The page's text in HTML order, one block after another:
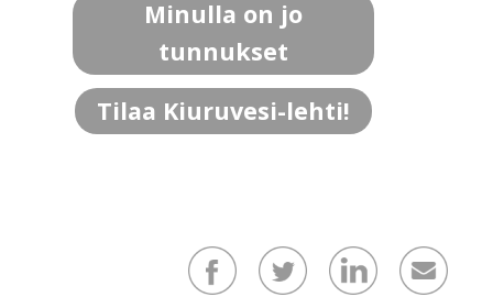
Minulla on jo
tunnukset
Tilaa Kiuruvesi-lehti!